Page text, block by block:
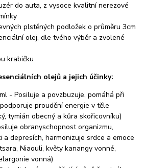
do auta, z vysoce kvalitní nerezové
plstěných podložek o průměru 3cm
olej, dle tvého výběr a zvolené
krabičku
olejů a jejich účinky:
- Posiluje a povzbuzuje, pomáhá při
proudění energie v těle
tymián obecný a kůra skořicovníku)
obranyschopnost organizmu,
a depresích, harmonizuje srdce a emoce
Niaouli, květy kanangy vonné,
vonná)